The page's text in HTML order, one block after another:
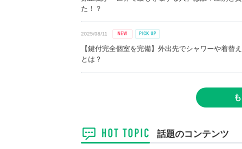
た！？
2025/08/11
【鍵付完全個室を完備】外出先でシャワーや着替
とは？
話題のコンテンツ